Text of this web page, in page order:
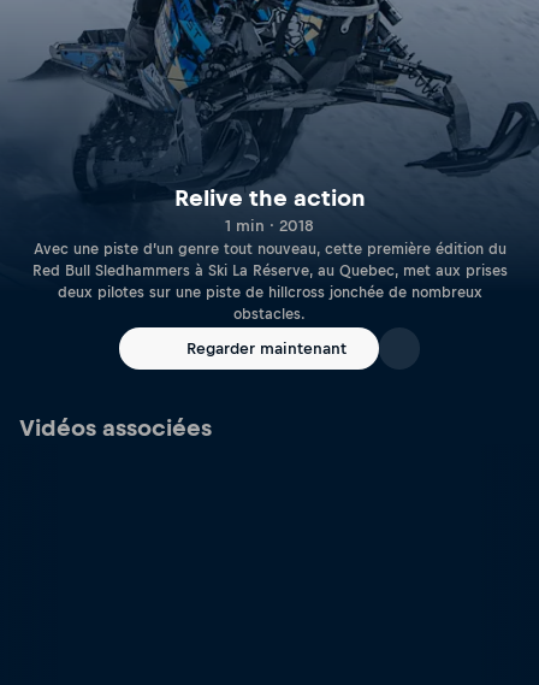
Relive the action
1 min · 2018
Avec une piste d’un genre tout nouveau, cette première édition du
Red Bull Sledhammers à Ski La Réserve, au Quebec, met aux prises
deux pilotes sur une piste de hillcross jonchée de nombreux
obstacles.
Regarder maintenant
Vidéos associées